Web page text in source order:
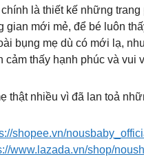
là thiết kế những
gian mới mẻ, để bé luôn
bụng mẹ dù có mới lạ,
cảm thấy hạnh phúc và vui
thật nhiều vì đã lan toả
shopee.vn/
www.lazada.vn/shop/